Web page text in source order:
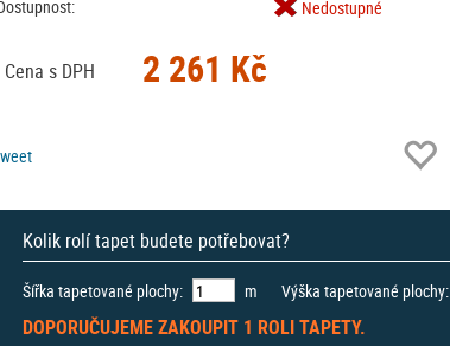
Nedostupné
Cena s DPH 2 261 Kč
Kolik rolí tapet budete potřebovat?
Šířka tapetované plochy: m Výška tapetované plochy:
DOPORUČUJEME ZAKOUPIT 1 ROLITAPETY.